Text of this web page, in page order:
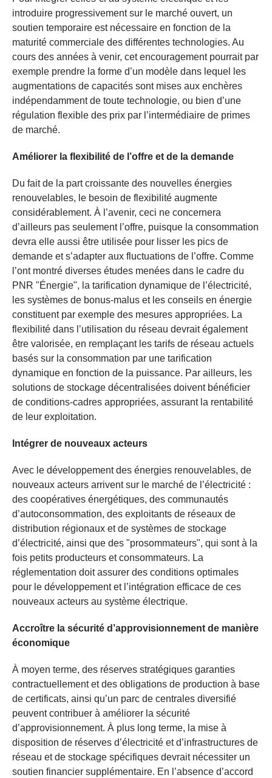
introduire progressivement sur le marché ouvert, un
soutien temporaire est nécessaire en fonction de la
maturité commerciale des différentes technologies. Au
cours des années à venir, cet encouragement pourrait par
exemple prendre la forme d’un modèle dans lequel les
augmentations de capacités sont mises aux enchères
indépendamment de toute technologie, ou bien d’une
régulation flexible des prix par l’intermédiaire de primes
de marché.
Améliorer la flexibilité de l’offre et de la demande
Du fait de la part croissante des nouvelles énergies
renouvelables, le besoin de flexibilité augmente
considérablement. À l’avenir, ceci ne concernera
d’ailleurs pas seulement l’offre, puisque la consommation
devra elle aussi être utilisée pour lisser les pics de
demande et s’adapter aux fluctuations de l’offre. Comme
l’ont montré diverses études menées dans le cadre du
PNR "Énergie", la tarification dynamique de l’électricité,
les systèmes de bonus-malus et les conseils en énergie
constituent par exemple des mesures appropriées. La
flexibilité dans l’utilisation du réseau devrait également
être valorisée, en remplaçant les tarifs de réseau actuels
basés sur la consommation par une tarification
dynamique en fonction de la puissance. Par ailleurs, les
solutions de stockage décentralisées doivent bénéficier
de conditions-cadres appropriées, assurant la rentabilité
de leur exploitation.
Intégrer de nouveaux acteurs
Avec le développement des énergies renouvelables, de
nouveaux acteurs arrivent sur le marché de l’électricité :
des coopératives énergétiques, des communautés
d’autoconsommation, des exploitants de réseaux de
distribution régionaux et de systèmes de stockage
d’électricité, ainsi que des "prosommateurs", qui sont à la
fois petits producteurs et consommateurs. La
réglementation doit assurer des conditions optimales
pour le développement et l’intégration efficace de ces
nouveaux acteurs au système électrique.
Accroître la sécurité d’approvisionnement de manière
économique
À moyen terme, des réserves stratégiques garanties
contractuellement et des obligations de production à base
de certificats, ainsi qu’un parc de centrales diversifié
peuvent contribuer à améliorer la sécurité
d’approvisionnement. À plus long terme, la mise à
disposition de réserves d’électricité et d’infrastructures de
réseau et de stockage spécifiques devrait nécessiter un
soutien financier supplémentaire. En l’absence d’accord